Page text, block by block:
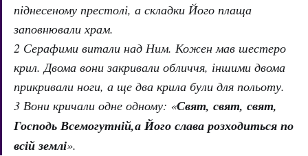
піднесеному престолі, а складки Його плаща
заповнювали храм.
2 Серафими витали над Ним. Кожен мав шестеро
крил. Двома вони закривали обличчя, іншими двома
прикривали ноги, а ще два крила були для польоту.
3 Вони кричали одне одному: «Свят, свят, свят,
Господь Всемогутній,а Його слава розходиться по
всій землі».